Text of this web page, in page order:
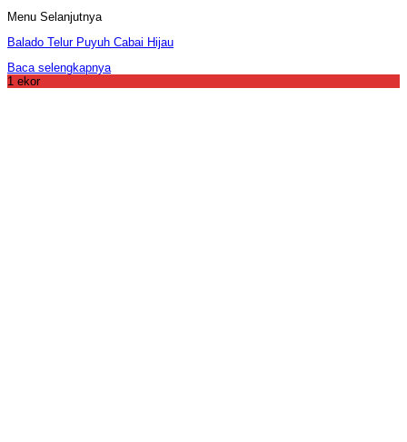
Menu Selanjutnya
Balado Telur Puyuh Cabai Hijau
Baca selengkapnya
1 ekor